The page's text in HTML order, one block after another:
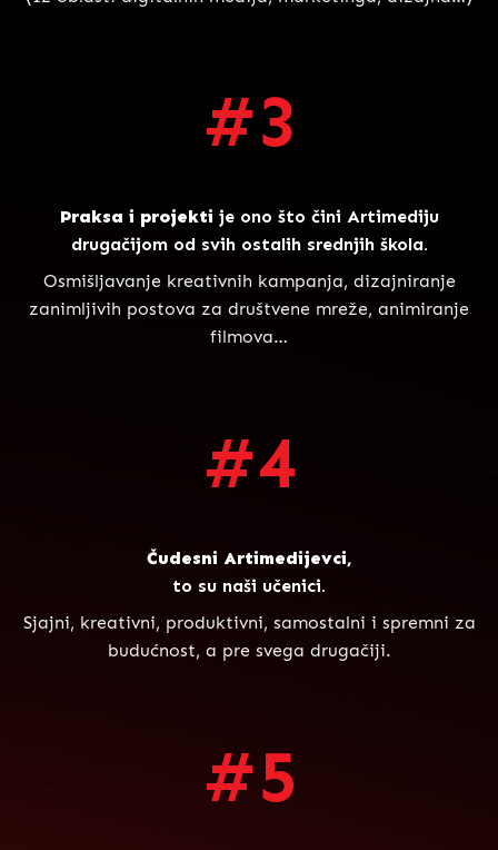
#3
Praksa i projekti je ono što čini Artimediju
drugačijom od svih ostalih srednjih škola.
Osmišljavanje kreativnih kampanja, dizajniranje
zanimljivih postova za društvene mreže, animiranje
filmova…
#4
Čudesni Artimedijevci,
to su naši učenici.
Sjajni, kreativni, produktivni, samostalni i spremni za
budućnost, a pre svega drugačiji.
#5